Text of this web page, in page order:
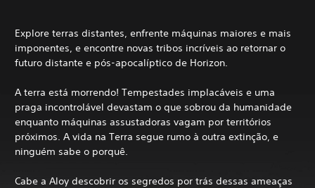
Explore terras distantes, enfrente máquinas maiores e mais
imponentes, e encontre novas tribos incríveis ao retornar o
futuro distante e pós-apocalíptico de Horizon.
A terra está morrendo! Tempestades implacáveis e uma
praga incontrolável devastam o que sobrou da humanidade
enquanto máquinas assustadoras vagam por territórios
próximos. A vida na Terra segue rumo à outra extinção, e
ninguém sabe o porquê.
Cabe a Aloy descobrir os segredos por trás dessas ameaças